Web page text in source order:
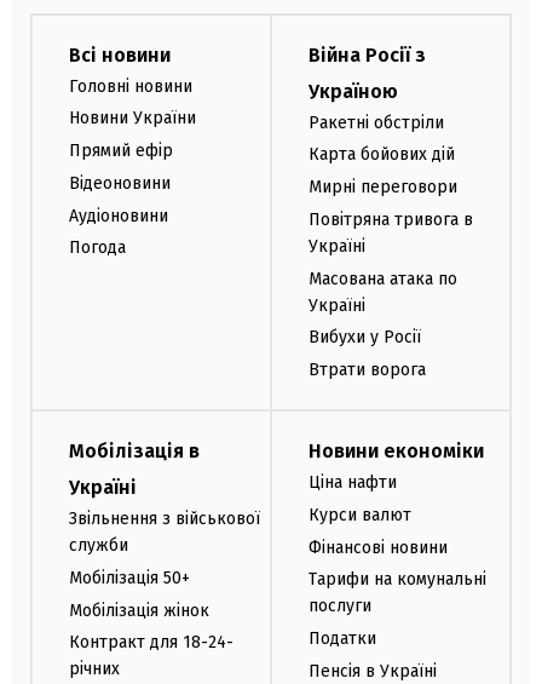
Всі новини
Головні новини
Новини України
Прямий ефір
Відеоновини
Аудіоновини
Погода
Війна Росії з
Україною
Ракетні обстріли
Карта бойових дій
Мирні переговори
Повітряна тривога в
Україні
Масована атака по
Україні
Вибухи у Росії
Втрати ворога
Мобілізація в
Україні
Звільнення з військової
служби
Мобілізація 50+
Мобілізація жінок
Контракт для 18-24-
річних
Новини економіки
Ціна нафти
Курси валют
Фінансові новини
Тарифи на комунальні
послуги
Податки
Пенсія в Україні